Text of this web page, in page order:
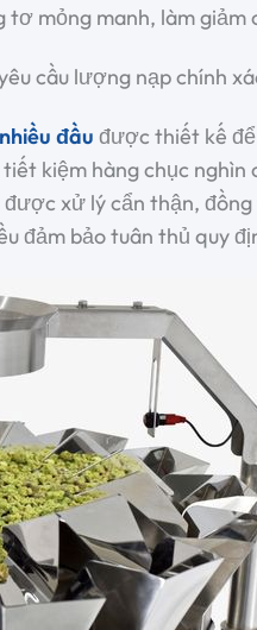
tơ mỏng manh, làm
cầu lượng nạp chính
đầu được thiết kế
kiệm hàng chục
được xử lý cẩn thận,
đảm bảo tuân thủ quy